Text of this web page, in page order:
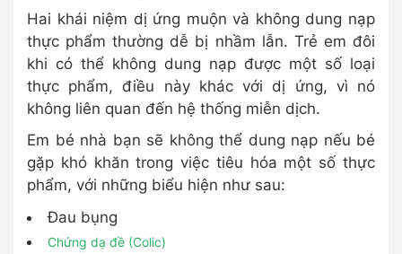
Hai khái niệm dị ứng muộn và không dung nạp
thực phẩm thường dễ bị nhầm lẫn. Trẻ em đôi
khi có thể không dung nạp được một số loại
thực phẩm, điều này khác với dị ứng, vì nó
không liên quan đến hệ thống miễn dịch.
Em bé nhà bạn sẽ không thể dung nạp nếu bé
gặp khó khăn trong việc tiêu hóa một số thực
phẩm, với những biểu hiện như sau:
Đau bụng
Chứng dạ đề (Colic)